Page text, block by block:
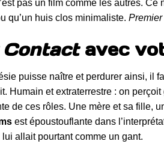
pas un film comme les autres. Ce
qu’un huis clos minimaliste.
avec
puisse naître et perdurer ainsi, il
Humain et extraterrestre : on
de ces rôles. Une mère et sa fille,
est époustouflante dans
lui allait pourtant comme un gant.